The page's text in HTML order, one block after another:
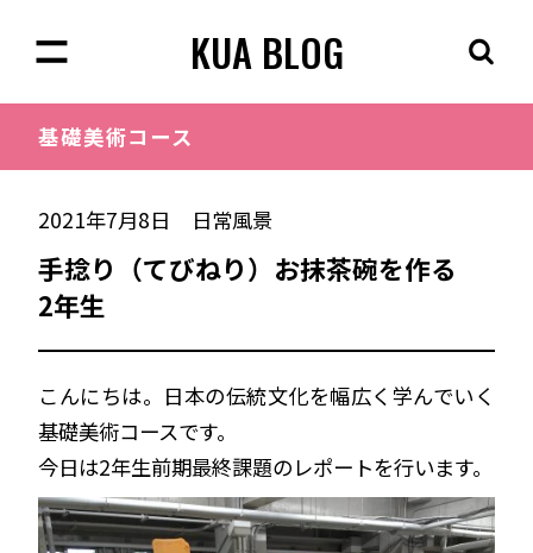
KUA BLOG
基礎美術コース
2021年7月8日 日常風景
手捻り（てびねり）お抹茶碗を作る
2年生
こんにちは。日本の伝統文化を幅広く学んでいく
基礎美術コースです。
今日は2年生前期最終課題のレポートを行います。